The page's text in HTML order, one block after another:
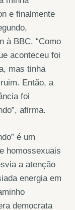
e finalmente
à BBC. “Como
aconteceu foi
mas tinha
Então, a
foi
afirma.
é um
homossexuais
a atenção
energia em
democrata